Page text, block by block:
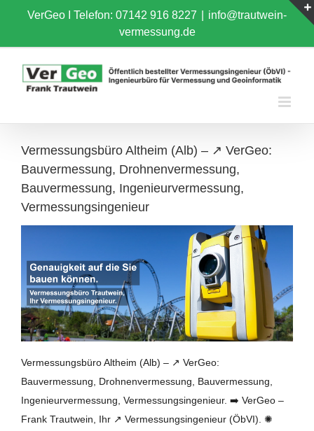
content
VerGeo I Telefon: 07142 916 8227
info@trautwein-
vermessung.de
Vermessungsbüro Altheim (Alb) – ↗️ VerGeo:
Bauvermessung, Drohnenvermessung,
Bauvermessung, Ingenieurvermessung,
Vermessungsingenieur
Vermessungsbüro Altheim (Alb) – ↗️ VerGeo:
Bauvermessung, Drohnenvermessung, Bauvermessung,
Ingenieurvermessung, Vermessungsingenieur. ➡️ VerGeo –
Frank Trautwein, Ihr ↗️ Vermessungsingenieur (ÖbVI). ✺